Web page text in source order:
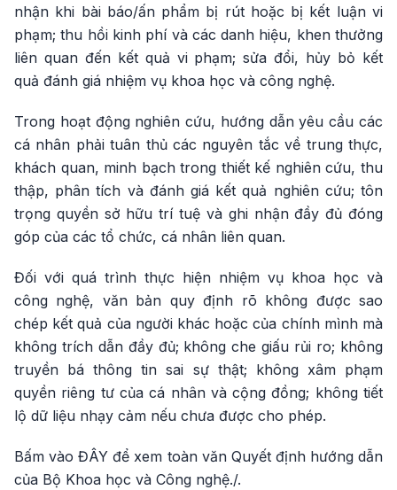
nhận khi bài báo/ấn phẩm bị rút hoặc bị kết luận vi
phạm; thu hồi kinh phí và các danh hiệu, khen thưởng
liên quan đến kết quả vi phạm; sửa đổi, hủy bỏ kết
quả đánh giá nhiệm vụ khoa học và công nghệ.
Trong hoạt động nghiên cứu, hướng dẫn yêu cầu các
cá nhân phải tuân thủ các nguyên tắc về trung thực,
khách quan, minh bạch trong thiết kế nghiên cứu, thu
thập, phân tích và đánh giá kết quả nghiên cứu; tôn
trọng quyền sở hữu trí tuệ và ghi nhận đầy đủ đóng
góp của các tổ chức, cá nhân liên quan.
Đối với quá trình thực hiện nhiệm vụ khoa học và
công nghệ, văn bản quy định rõ không được sao
chép kết quả của người khác hoặc của chính mình mà
không trích dẫn đầy đủ; không che giấu rủi ro; không
truyền bá thông tin sai sự thật; không xâm phạm
quyền riêng tư của cá nhân và cộng đồng; không tiết
lộ dữ liệu nhạy cảm nếu chưa được cho phép.
Bấm vàoĐÂYđể xem toàn văn Quyết định hướng dẫn
của Bộ Khoa học và Công nghệ./.